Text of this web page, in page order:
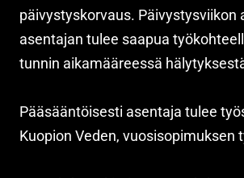
päivystyskorvaus. Päivystysviikon
asentajan tulee saapua
tunnin aikamääreessä
Pääsääntöisesti asentaja tulee
Kuopion Veden, vuosisopimuksen